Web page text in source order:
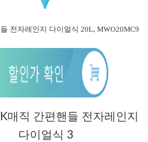
전자레인지 다이얼식 20L, MWO20MC9